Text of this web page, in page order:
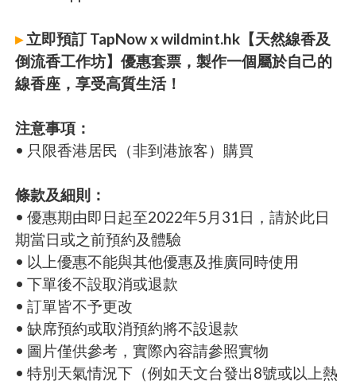
▸立即預訂 TapNow x wildmint.hk【天然線香及
倒流香工作坊】優惠套票，製作一個屬於自己的
線香座，享受高質生活！
注意事項：
• 只限香港居民（非到港旅客）購買
條款及細則：
• 優惠期由即日起至2022年5月31日，請於此日
期當日或之前預約及體驗
• 以上優惠不能與其他優惠及推廣同時使用
• 下單後不設取消或退款
• 訂單皆不予更改
• 缺席預約或取消預約將不設退款
• 圖片僅供參考，實際內容請參照實物
• 特別天氣情況下（例如天文台發出8號或以上熱